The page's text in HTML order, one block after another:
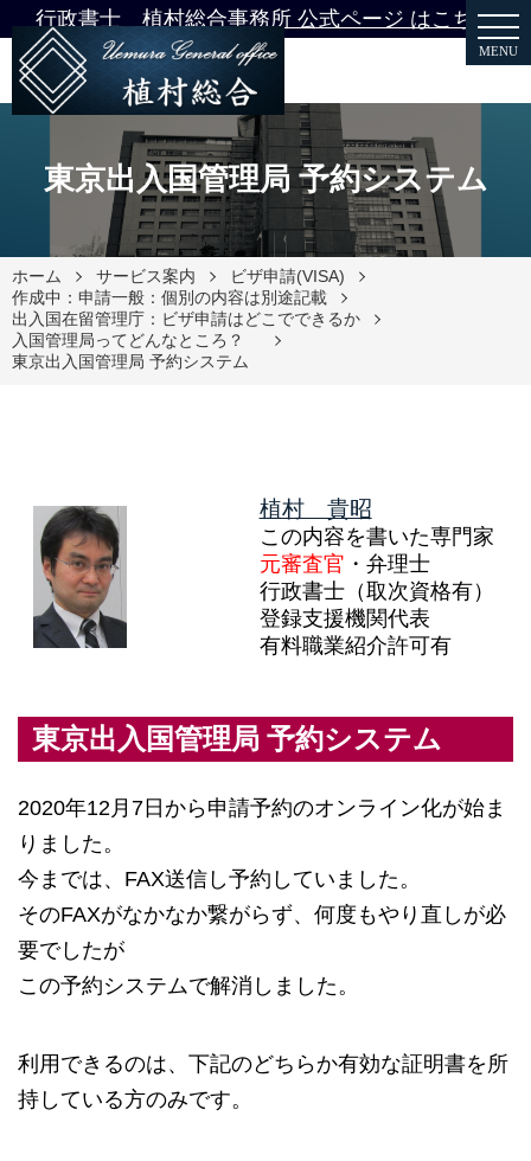
行政書士 植村総合事務所 公式ページ はこちら
MENU
東京出入国管理局 予約システム
ホーム サービス案内
ビザ申請(VISA)
作成中：申請一般：個別の内容は別途記載
出入国在留管理庁：ビザ申請はどこでできるか
入国管理局ってどんなところ？
東京出入国管理局 予約システム
植村 貴昭
この内容を書いた専門家
元審査官 ・弁理士
行政書士（取次資格有）
登録支援機関代表
有料職業紹介許可有
東京出入国管理局 予約システム
2020年12月7日から申請予約のオンライン化が始ま
りました。
今までは、FAX送信し予約していました。
そのFAXがなかなか繋がらず、何度もやり直しが必
要でしたが
この予約システムで解消しました。
利用できるのは、下記のどちらか有効な証明書を所
持している方のみです。